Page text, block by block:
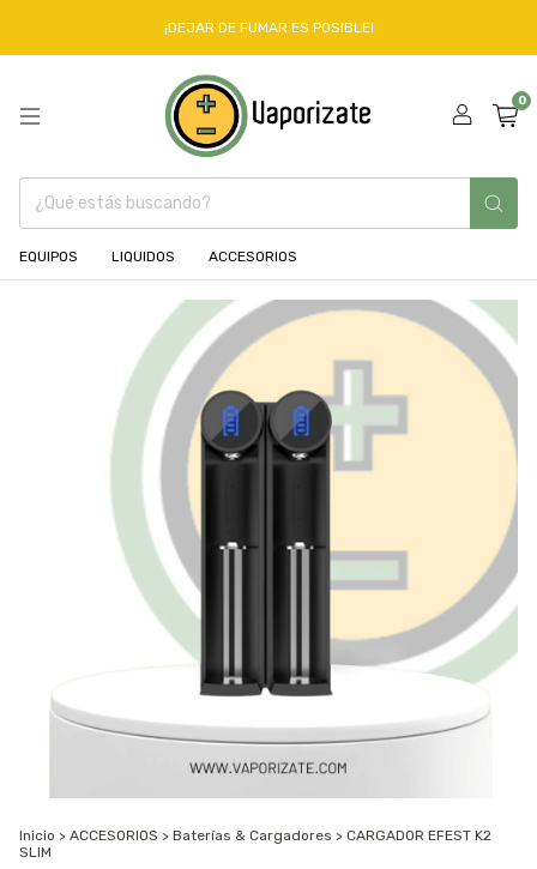
¡DEJAR DE FUMAR ES POSIBLE!
0
EQUIPOS LIQUIDOS ACCESORIOS
Inicio > ACCESORIOS > Baterías & Cargadores > CARGADOR EFEST K2
SLIM